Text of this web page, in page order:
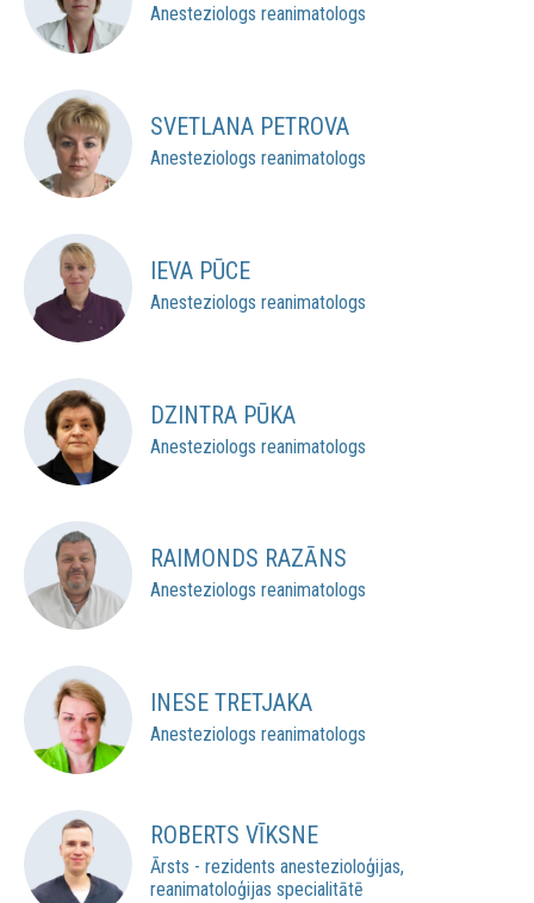
Anesteziologs reanimatologs
SVETLANA PETROVA
Anesteziologs reanimatologs
IEVA PŪCE
Anesteziologs reanimatologs
DZINTRA PŪKA
Anesteziologs reanimatologs
RAIMONDS RAZĀNS
Anesteziologs reanimatologs
INESE TRETJAKA
Anesteziologs reanimatologs
ROBERTS VĪKSNE
Ārsts - rezidents anestezioloģijas,
reanimatoloģijas specialitātē